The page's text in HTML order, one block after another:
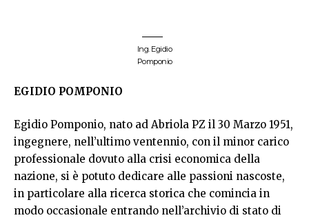
Ing. Egidio
Pomponio
EGIDIO POMPONIO
Egidio Pomponio, nato ad Abriola PZ il 30 Marzo 1951,
ingegnere, nell’ultimo ventennio, con il minor carico
professionale dovuto alla crisi economica della
nazione, si è potuto dedicare alle passioni nascoste,
in particolare alla ricerca storica che comincia in
modo occasionale entrando nell’archivio di stato di